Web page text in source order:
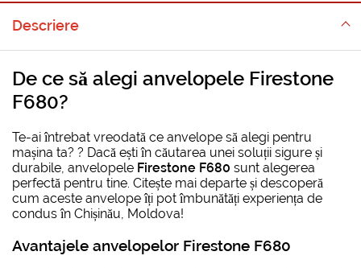
Descriere
De ce să alegi anvelopele Firestone
F680?
Te-ai întrebat vreodată ce anvelope să alegi pentru
mașina ta? ? Dacă ești în căutarea unei soluții sigure și
durabile, anvelopele Firestone F680 sunt alegerea
perfectă pentru tine. Citește mai departe și descoperă
cum aceste anvelope îți pot îmbunătăți experiența de
condus în Chișinău, Moldova!
Avantajele anvelopelor Firestone F680